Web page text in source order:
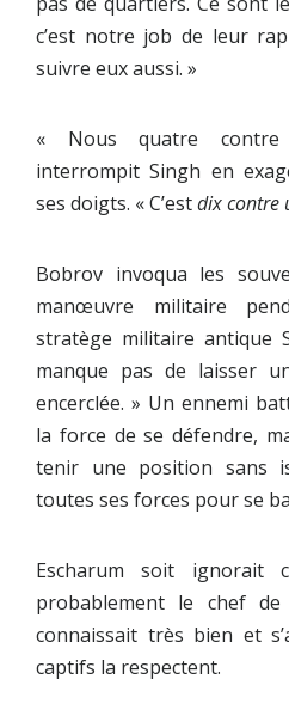
c’est notre job de leur
suivre eux aussi. »
« Nous quatre
interrompit Singh en
ses doigts. « C’estdix contre
Bobrov invoqua les
manœuvre militaire
stratège militaire antique
manque pas de laisser
encerclée. » Un ennemi
la force de se défendre,
tenir une position sans
toutes ses forces pour se
Escharum soit ignorait
probablement le chef
connaissait très bien et
captifs la respectent.